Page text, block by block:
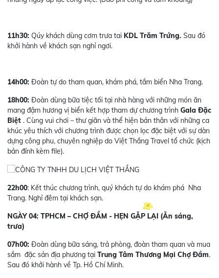
11h30: Qúy khách dùng cơm trưa tai KDL Trăm Trứng. Sau đó
khởi hành về khách sạn nghỉ ngơi.
14h00: Đoàn tự do tham quan, khám phá, tắm biển Nha Trang.
18h00: Đoàn dùng bữa tiệc tối tại nhà hàng với những món ăn
mang đậm hương vị biển kết hợp tham dự chương trình Gala Đặc
Biệt . Cùng vui chơi – thư giãn và thể hiện bản thân với những ca
khúc yêu thích với chương trình được chọn lọc đặc biệt với sự dàn
dựng công phu, chuyên nghiệp do Việt Thắng Travel tổ chức (kịch
bản đính kèm file).
22h00: Kết thúc chương trình, quý khách tự do khám phá Nha
Trang. Nghỉ đêm tại khách sạn.
NGÀY 04: TPHCM – CHỢ ĐẦM - HẸN GẶP LẠI (Ăn sáng,
trưa)
07h00: Đoàn dùng bữa sáng, trả phòng, đoàn tham quan và mua
sắm đặc sản địa phương tại Trung Tâm Thương Mại Chợ Đầm.
Sau đó khởi hành về Tp. Hồ Chí Minh.